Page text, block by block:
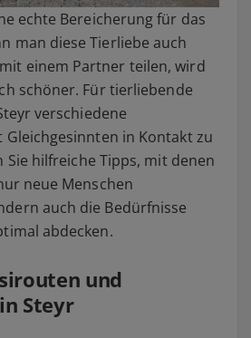
echte Bereicherung für das
man diese Tierliebe auch
einem Partner teilen, wird
schöner. Für tierliebende
verschiedene
Gleichgesinnten in Kontakt zu
hilfreiche Tipps, mit denen
neue Menschen
auch die Bedürfnisse
abdecken.
und
Steyr